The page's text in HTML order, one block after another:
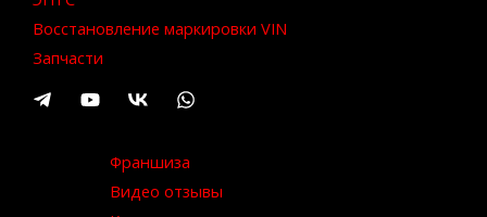
Восстановление маркировки VIN
Запчасти
Франшиза
Видео отзывы